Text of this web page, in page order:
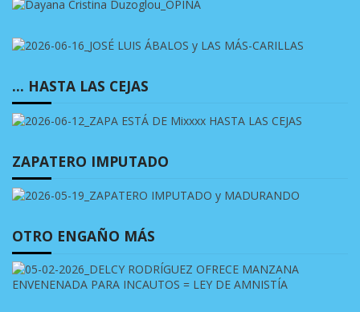
… HASTA LAS CEJAS
ZAPATERO IMPUTADO
OTRO ENGAÑO MÁS